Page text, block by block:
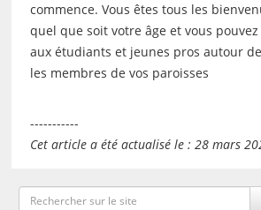
commence. Vous êtes tous les
quel que soit votre âge et vous
aux étudiants et jeunes pros autour
les membres de vos paroisses
-----------
Cet article a été actualisé le : 28 mars